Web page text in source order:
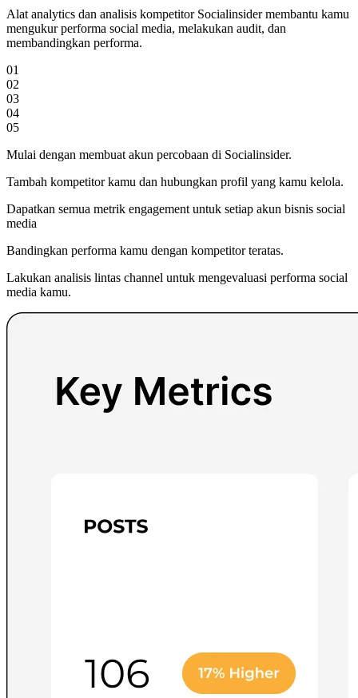
Alat analytics dan analisis kompetitor Socialinsider membantu kamu
mengukur performa social media, melakukan audit, dan
membandingkan performa.
01
02
03
04
05
Mulai dengan membuat akun percobaan di Socialinsider.
Tambah kompetitor kamu dan hubungkan profil yang kamu kelola.
Dapatkan semua metrik engagement untuk setiap akun bisnis social
media
Bandingkan performa kamu dengan kompetitor teratas.
Lakukan analisis lintas channel untuk mengevaluasi performa social
media kamu.